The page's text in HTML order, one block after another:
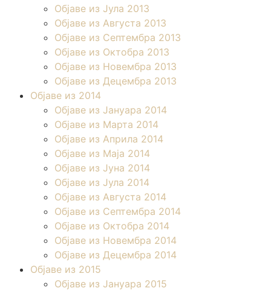
Објаве из Јула 2013
Објаве из Августа 2013
Објаве из Септембра 2013
Објаве из Октобра 2013
Објаве из Новембра 2013
Објаве из Децембра 2013
Објаве из 2014
Објаве из Јануара 2014
Објаве из Марта 2014
Објаве из Априла 2014
Објаве из Маја 2014
Објаве из Јуна 2014
Објаве из Јула 2014
Објаве из Августа 2014
Објаве из Септембра 2014
Објаве из Октобра 2014
Објаве из Новембра 2014
Објаве из Децембра 2014
Објаве из 2015
Објаве из Јануара 2015